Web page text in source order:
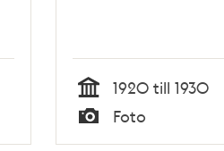
Tid
1920 till 1930
Typ
Foto